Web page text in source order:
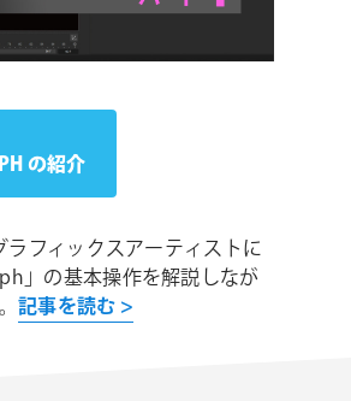
の紹介
フィックスアーティストに
」の基本操作を解説しなが
記事を読む >